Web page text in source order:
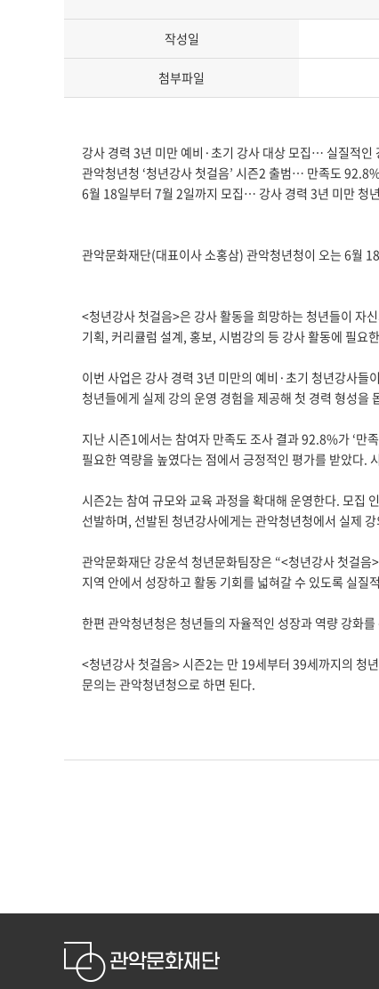
작성일
첨부파일
강사 경력 3년 미만 예비·초기 강사 대상 모집… 실질적인
관악청년청 ‘청년강사 첫걸음’ 시즌2 출범… 만족도
6월 18일부터 7월 2일까지 모집… 강사 경력 3년 미만 청
관악문화재단(대표이사 소홍삼) 관악청년청이 오는 6월
<청년강사 첫걸음>은 강사 활동을 희망하는 청년들이 자
기획, 커리큘럼 설계, 홍보, 시범강의 등 강사 활동에 필요
이번 사업은 강사 경력 3년 미만의 예비·초기 청년강사들
청년들에게 실제 강의 운영 경험을 제공해 첫 경력 형성을
지난 시즌1에서는 참여자 만족도 조사 결과 92.8%가 ‘만
필요한 역량을 높였다는 점에서 긍정적인 평가를 받았다.
시즌2는 참여 규모와 교육 과정을 확대해 운영한다. 모집
선발하며, 선발된 청년강사에게는 관악청년청에서 실제
관악문화재단 강운석 청년문화팀장은 “<청년강사 첫걸
지역 안에서 성장하고 활동 기회를 넓혀갈 수 있도록 실질
한편 관악청년청은 청년들의 자율적인 성장과 역량 강화
<청년강사 첫걸음> 시즌2는 만 19세부터 39세까지의 청
문의는 관악청년청으로 하면 된다.